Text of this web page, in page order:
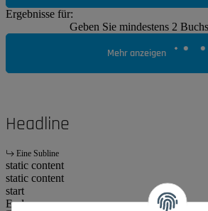
Ergebnisse für:
Geben Sie mindestens 2
Mehr anzeigen
Headline
Eine Subline
static content
static content
start
Ende